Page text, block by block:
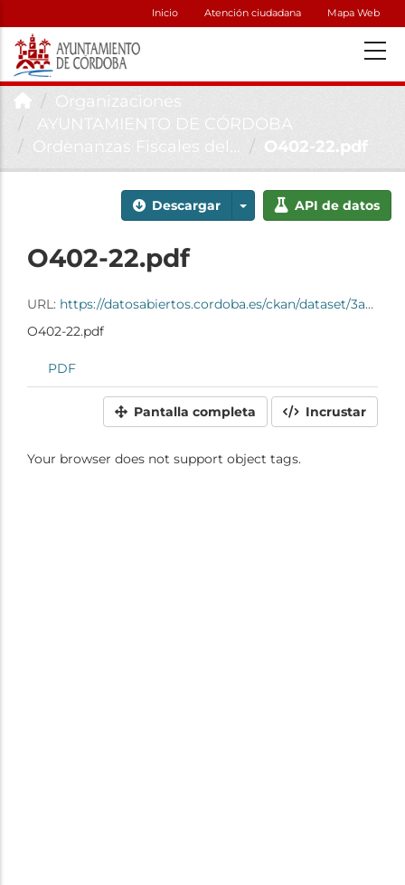
Inicio Atención ciudadana Mapa Web
Organizaciones
AYUNTAMIENTO DE CÓRDOBA
Ordenanzas Fiscales del...
O402-22.pdf
Descargar API de datos
O402-22.pdf
URL: https://datosabiertos.cordoba.es/ckan/dataset/3abab5f6-c786-497e-9d93-79fcb34c8000/resource/8cd4c2e3-9498-4665-917d-d265e3aa44e1/download/o402-22.pdf
O402-22.pdf
PDF
Pantalla completa Incrustar
Your browser does not support object tags.